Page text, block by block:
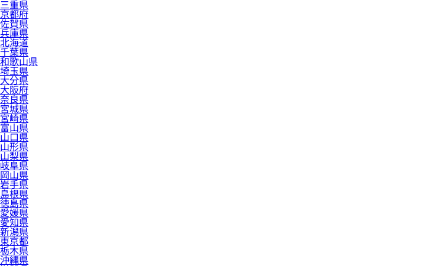
三重県
京都府
佐賀県
兵庫県
北海道
千葉県
和歌山県
埼玉県
大分県
大阪府
奈良県
宮城県
宮崎県
富山県
山口県
山形県
山梨県
岐阜県
岡山県
岩手県
島根県
徳島県
愛媛県
愛知県
新潟県
東京都
栃木県
沖縄県